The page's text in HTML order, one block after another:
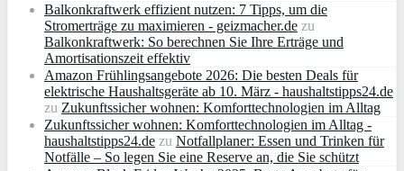
Balkonkraftwerk effizient nutzen: 7 Tipps, um die
Stromerträge zu maximieren - geizmacher.de zu
Balkonkraftwerk: So berechnen Sie Ihre Erträge und
Amortisationszeit effektiv
Amazon Frühlingsangebote 2026: Die besten Deals für
elektrische Haushaltsgeräte ab 10. März - haushaltstipps24.de
zu Zukunftssicher wohnen: Komforttechnologien im Alltag
Zukunftssicher wohnen: Komforttechnologien im Alltag -
haushaltstipps24.de zu Notfallplaner: Essen und Trinken für
Notfälle – So legen Sie eine Reserve an, die Sie schützt